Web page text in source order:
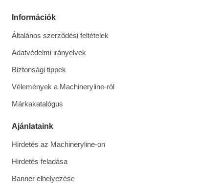
Információk
Általános szerződési feltételek
Adatvédelmi irányelvek
Biztonsági tippek
Vélemények a Machineryline-ról
Márkakatalógus
Ajánlataink
Hirdetés az Machineryline-on
Hirdetés feladása
Banner elhelyezése